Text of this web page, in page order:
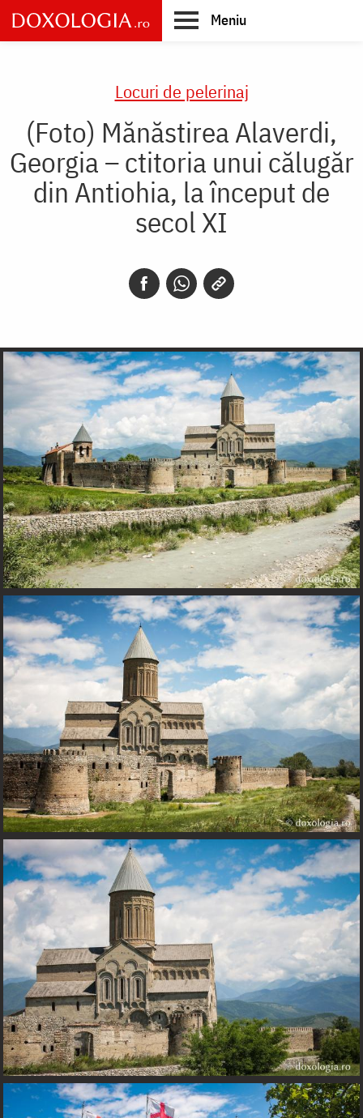
Skip
to
main
Meniu
Locuri de pelerinaj
(Foto) Mănăstirea Alaverdi,
Georgia – ctitoria unui călugăr
din Antiohia, la început de
secol XI